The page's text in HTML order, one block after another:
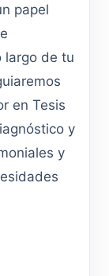
papel
largo de tu
en Tesis
y
y